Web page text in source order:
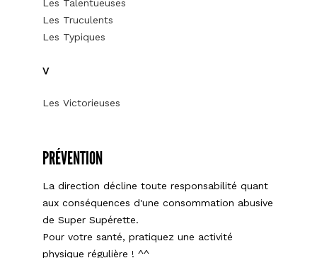
Les Talentueuses
Les Truculents
Les Typiques
V
Les Victorieuses
PRÉVENTION
La direction décline toute responsabilité quant
aux conséquences d'une consommation abusive
de Super Supérette.
Pour votre santé, pratiquez une activité
physique régulière ! ^^